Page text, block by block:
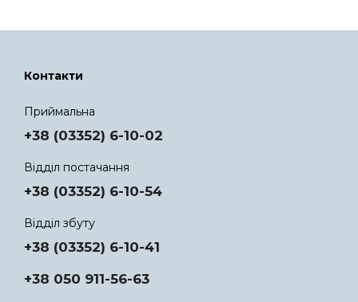
Контакти
Приймальна
+38 (03352) 6-10-02
Відділ постачання
+38 (03352) 6-10-54
Відділ збуту
+38 (03352) 6-10-41
+38 050 911-56-63